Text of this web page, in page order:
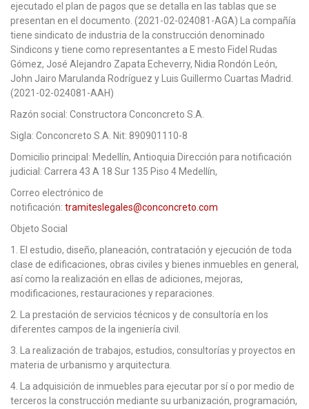
ejecutado el plan de pagos que se detalla en las tablas que se
presentan en el documento. (2021-02-024081-AGA) La compañía
tiene sindicato de industria de la construcción denominado
Sindicons y tiene como representantes a E mesto Fidel Rudas
Gómez, José Alejandro Zapata Echeverry, Nidia Rondón León,
John Jairo Marulanda Rodríguez y Luis Guillermo Cuartas Madrid.
(2021-02-024081-AAH)
Razón social: Constructora Conconcreto S.A.
Sigla: Conconcreto S.A. Nit: 890901110-8
Domicilio principal: Medellín, Antioquia Dirección para notificación
judicial: Carrera 43 A 18 Sur 135 Piso 4 Medellín,
Correo electrónico de
notificación: tramiteslegales@conconcreto.com
Objeto Social
1. El estudio, diseño, planeación, contratación y ejecución de toda
clase de edificaciones, obras civiles y bienes inmuebles en general,
así como la realización en ellas de adiciones, mejoras,
modificaciones, restauraciones y reparaciones.
2. La prestación de servicios técnicos y de consultoría en los
diferentes campos de la ingeniería civil.
3. La realización de trabajos, estudios, consultorías y proyectos en
materia de urbanismo y arquitectura.
4. La adquisición de inmuebles para ejecutar por sí o por medio de
terceros la construcción mediante su urbanización, programación,